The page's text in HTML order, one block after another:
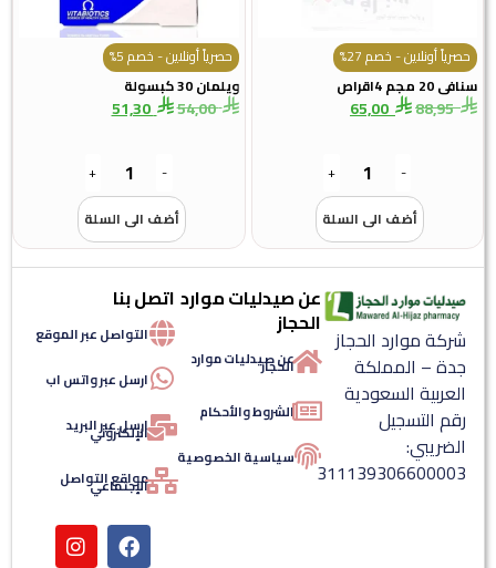
حصرياً أونلاين - خصم 27%
سنافى 20 مجم 4اقراص
88,95
65,00
-
+
أضف الى السلة
حصرياً أونلاين - خصم 5%
ويلمان 30 كبسولة
54,00
51,30
-
+
أضف الى السلة
شركة موارد الحجاز
جدة – المملكة
العربية السعودية
رقم التسجيل
الضريبي:
311139306600003
عن صيدليات موارد
الحجاز
عن صيدليات موارد
الحجاز
الشروط والأحكام
سياسية الخصوصية
اتصل بنا
التواصل عبر الموقع
ارسل عبر واتس اب
ارسل عبر البريد
الإلكتروني
مواقع التواصل
الإجتماعي